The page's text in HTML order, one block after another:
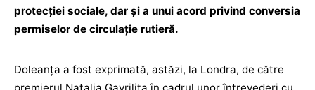
protecției sociale, dar și a unui acord privind conversia
permiselor de circulație rutieră.
Doleanța a fost exprimată, astăzi, la Londra, de către